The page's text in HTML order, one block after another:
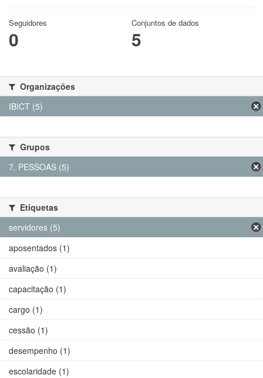
Seguidores
0
Conjuntos de dados
5
Organizações
IBICT (5)
Grupos
7. PESSOAS (5)
Etiquetas
servidores (5)
aposentados (1)
avaliação (1)
capacitação (1)
cargo (1)
cessão (1)
desempenho (1)
escolaridade (1)